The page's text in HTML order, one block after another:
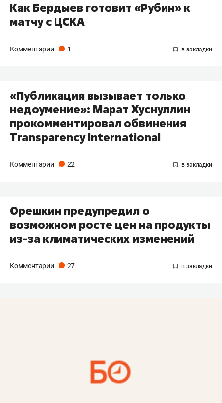
Как Бердыев готовит «Рубин» к
матчу с ЦСКА
Комментарии 1
«Публикация вызывает только
недоумение»: Марат Хуснуллин
прокомментировал обвинения
Transparency International
Комментарии 22
​Орешкин предупредил о
возможном росте цен на продукты
из-за климатических изменений
Комментарии 27